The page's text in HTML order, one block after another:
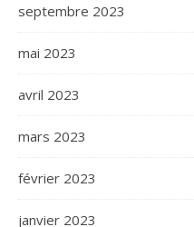
septembre 2023
mai 2023
avril 2023
mars 2023
février 2023
janvier 2023